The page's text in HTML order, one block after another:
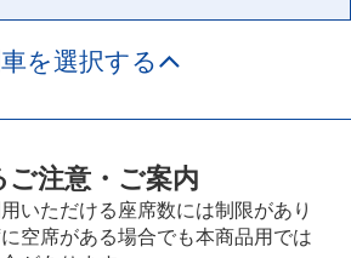
を選択する
注意・ご案内
いただける座席数には制限があり
空席がある場合でも本商品用では